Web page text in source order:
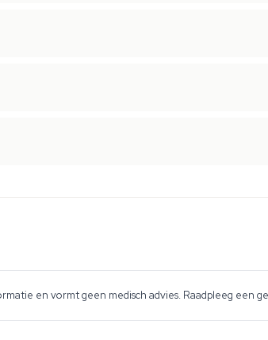
en vormt geen medisch advies. Raadpleeg een